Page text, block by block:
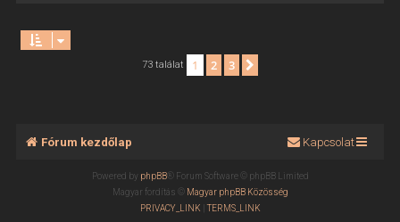
73 találat 1 2 3
Fórum kezdőlap Kapcsolat
Powered by phpBB® Forum Software © phpBB Limited
Magyar fordítás ©
Magyar phpBB Közösség
PRIVACY_LINK| TERMS_LINK